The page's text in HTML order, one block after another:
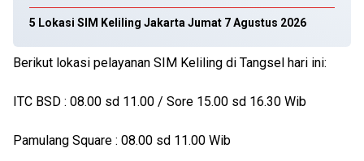
5 Lokasi SIM Keliling Jakarta Jumat 7 Agustus 2026
Berikut lokasi pelayanan SIM Keliling di Tangsel hari ini:
ITC BSD : 08.00 sd 11.00 / Sore 15.00 sd 16.30 Wib
Pamulang Square : 08.00 sd 11.00 Wib